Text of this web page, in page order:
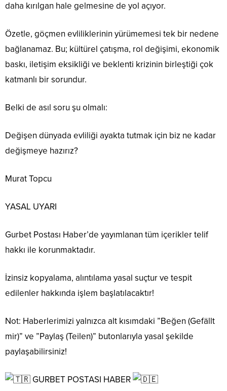
daha kırılgan hale gelmesine de yol açıyor.
Özetle, göçmen evliliklerinin yürümemesi tek bir nedene
bağlanamaz. Bu; kültürel çatışma, rol değişimi, ekonomik
baskı, iletişim eksikliği ve beklenti krizinin birleştiği çok
katmanlı bir sorundur.
Belki de asıl soru şu olmalı:
Değişen dünyada evliliği ayakta tutmak için biz ne kadar
değişmeye hazırız?
Murat Topcu
YASAL UYARI
Gurbet Postası Haber’de yayımlanan tüm içerikler telif
hakkı ile korunmaktadır.
İzinsiz kopyalama, alıntılama yasal suçtur ve tespit
edilenler hakkında işlem başlatılacaktır!
Not: Haberlerimizi yalnızca alt kısımdaki ”Beğen (Gefällt
mir)” ve ”Paylaş (Teilen)” butonlarıyla yasal şekilde
paylaşabilirsiniz!
GURBET POSTASI HABER